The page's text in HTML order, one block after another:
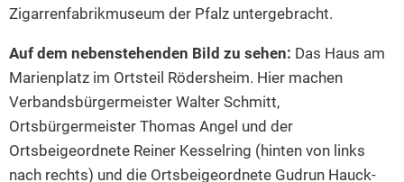
Zigarrenfabrikmuseum der Pfalz untergebracht.
Auf dem nebenstehenden Bild zu sehen: Das Haus am
Marienplatz im Ortsteil Rödersheim. Hier machen
Verbandsbürgermeister Walter Schmitt,
Ortsbürgermeister Thomas Angel und der
Ortsbeigeordnete Reiner Kesselring (hinten von links
nach rechts) und die Ortsbeigeordnete Gudrun Hauck-